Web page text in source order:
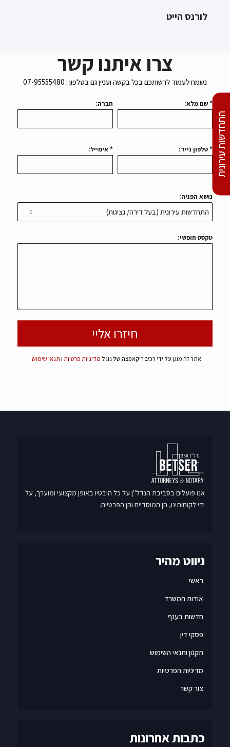
התחדשות עירונית
לורנס הייט
צרו איתנו קשר
נשמח לעמוד לרשותכם בכל בקשה ועניין גם בטלפון : 07-95555480
* שם מלא: חברה:
* טלפון נייד: * אימייל:
נושא הפניה:
טקסט חופשי:
אתר זה מוגן על ידי רכיב ריקאפצה של גוגל מדיניות פרטיות ו תנאי שימוש .
אנו פועלים בסביבת הנדל"ן על כל היבטיו באופן מקצועי ומוערך, על
ידי לקוחותינו, הן המוסדיים והן הפרטיים.
ניווט מהיר
ראשי
אודות המשרד
חדשות בענף
פסקי דין
תקנון ותנאי השימוש
מדיניות הפרטיות
צור קשר
כתבות אחרונות